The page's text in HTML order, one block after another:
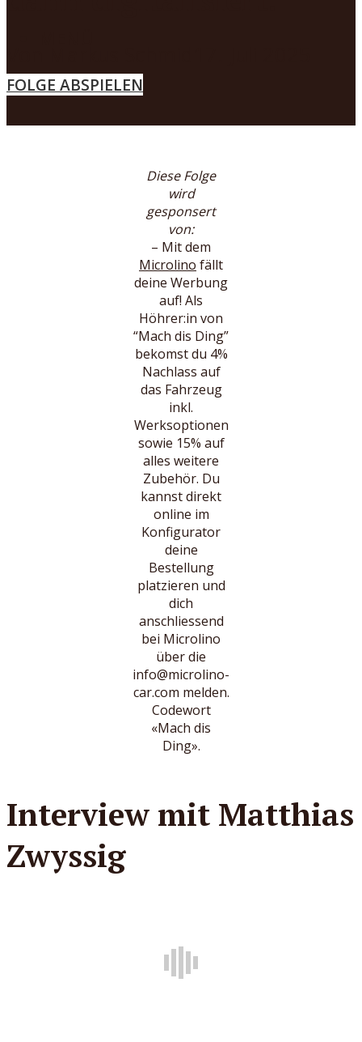
FOLGE ABSPIELEN
Diese Folge
wird
gesponsert
von:
– Mit dem
Microlino fällt
deine Werbung
auf! Als
Höhrer:in von
“Mach dis Ding”
bekomst du 4%
Nachlass auf
das Fahrzeug
inkl.
Werksoptionen
sowie 15% auf
alles weitere
Zubehör. Du
kannst direkt
online im
Konfigurator
deine
Bestellung
platzieren und
dich
anschliessend
bei Microlino
über die
info@microlino-
car.com melden.
Codewort
«Mach dis
Ding».
Interview mit Matthias
Zwyssig